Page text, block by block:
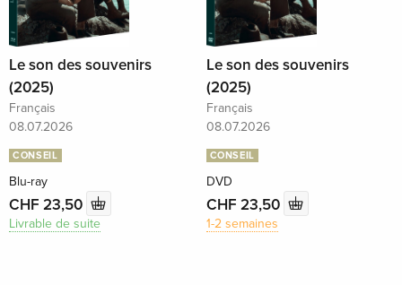
Le son des souvenirs
(2025)
Français
08.07.2026
CONSEIL
Blu-ray
CHF 23,50
Livrable de suite
Le son des souvenirs
(2025)
Français
08.07.2026
CONSEIL
DVD
CHF 23,50
1-2 semaines